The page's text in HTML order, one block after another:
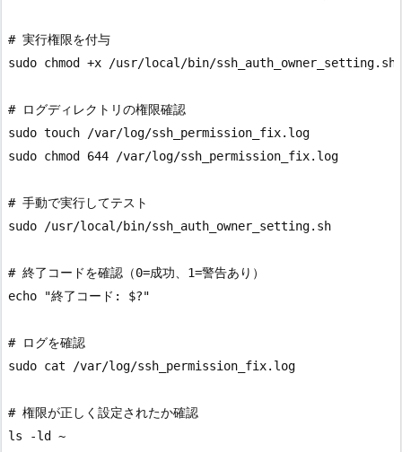
# 実行権限を付与
sudo chmod +x /usr/local/bin/ssh_auth_owner_setting.sh
# ログディレクトリの権限確認
sudo touch /var/log/ssh_permission_fix.log
sudo chmod 644 /var/log/ssh_permission_fix.log
# 手動で実行してテスト
sudo /usr/local/bin/ssh_auth_owner_setting.sh
# 終了コードを確認（0=成功、1=警告あり）
echo "終了コード: $?"
# ログを確認
sudo cat /var/log/ssh_permission_fix.log
# 権限が正しく設定されたか確認
ls -ld ~